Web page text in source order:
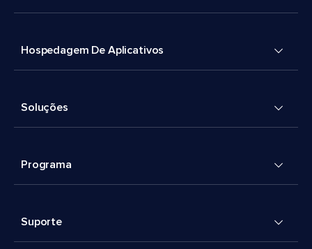
Hospedagem De Aplicativos
Soluções
Programa
Suporte